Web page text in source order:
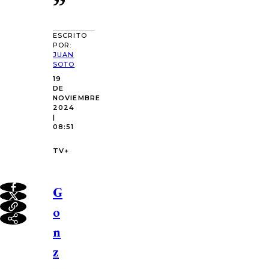
ESCRITO
POR:
JUAN
SOTO
19
DE
NOVIEMBRE
2024
|
08:51
TV+
G
o
n
z